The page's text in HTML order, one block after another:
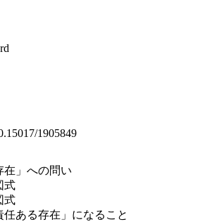
1905849
在」への問い
式
式
任ある存在」になること